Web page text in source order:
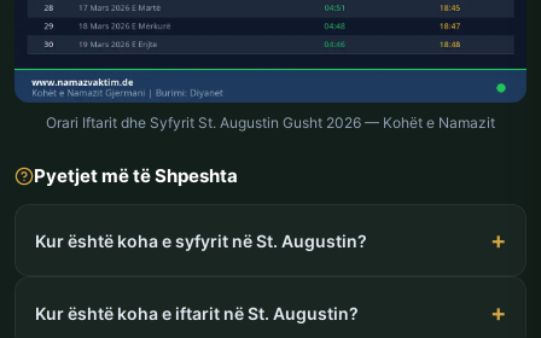
Orari Iftarit dhe Syfyrit St. Augustin Gusht 2026 — Kohët e Namazit
Pyetjet më të Shpeshta
Kur është koha e syfyrit në St. Augustin?
Kur është koha e iftarit në St. Augustin?